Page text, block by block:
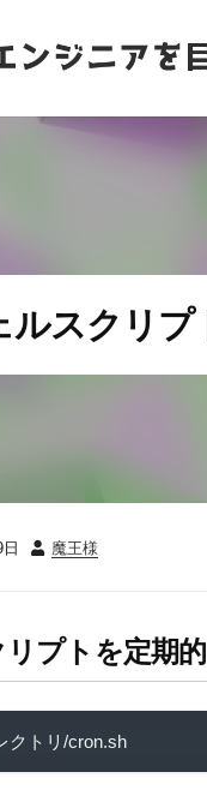
ルスクリプ
AUTHOR
魔王様
プトを定期
クトリ/cron.sh